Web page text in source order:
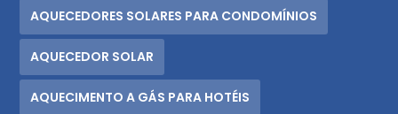
AQUECEDORES SOLARES PARA CONDOMÍNIOS
AQUECEDOR SOLAR
AQUECIMENTO A GÁS PARA HOTÉIS